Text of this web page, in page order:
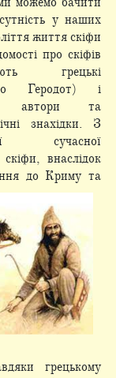
у наших
життя скіфи
проскіфів
грецькі
Геродот) і
автори та
знахідки. З
сучасної
внаслідок
до Криму та
грецькому